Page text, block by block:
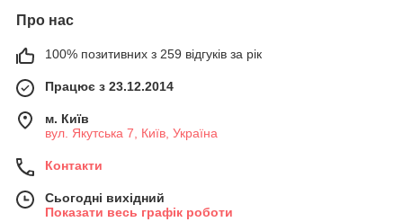
Про нас
100% позитивних з 259 відгуків за рік
Працює з 23.12.2014
м. Київ
вул. Якутська 7, Київ, Україна
Контакти
Сьогодні вихідний
Показати весь графік роботи